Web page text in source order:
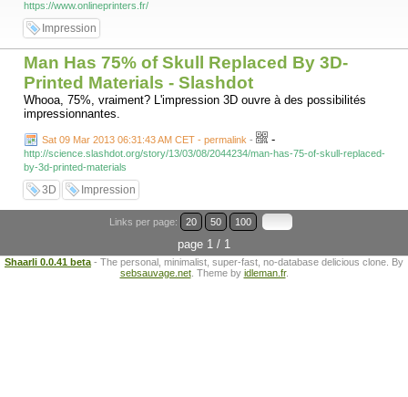
https://www.onlineprinters.fr/
Impression
Man Has 75% of Skull Replaced By 3D-
Printed Materials - Slashdot
Whooa, 75%, vraiment? L'impression 3D ouvre à des possibilités
impressionnantes.
Sat 09 Mar 2013 06:31:43 AM CET - permalink - -
http://science.slashdot.org/story/13/03/08/2044234/man-has-75-of-skull-replaced-
by-3d-printed-materials
3D Impression
Links per page: 20 50 100
page 1 / 1
Shaarli 0.0.41 beta - The personal, minimalist, super-fast, no-database delicious clone. By
sebsauvage.net. Theme by idleman.fr.